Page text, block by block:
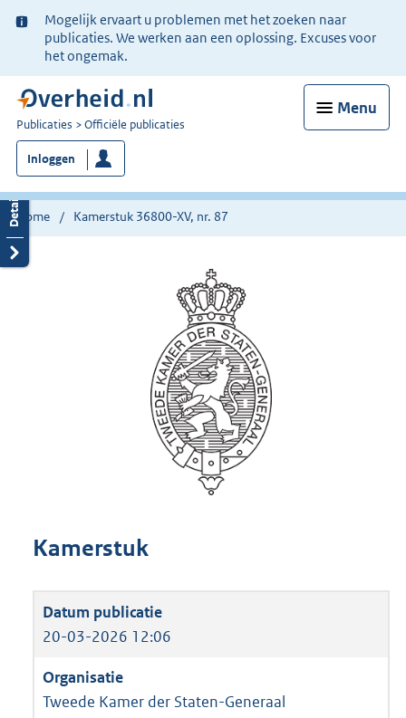
Ter
informatie:
Mogelijk ervaart u problemen met het zoeken naar
publicaties. We werken aan een oplossing. Excuses voor
het ongemak.
Menu
U
bent
nu
hier:
Publicaties Officiële publicaties
Inloggen
Home Kamerstuk 36800-XV, nr. 87
Kamerstuk
20-03-2026 12:06
Tweede Kamer der Staten-Generaal